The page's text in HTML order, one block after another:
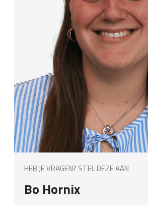
HEB JE VRAGEN? STEL DEZE AAN
Bo Hornix